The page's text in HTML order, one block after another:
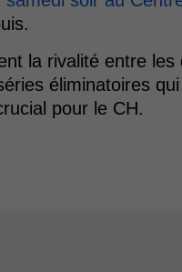
la rivalité entre
éliminatoires
pour le CH.